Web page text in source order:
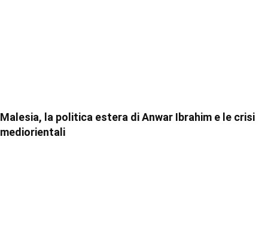
Malesia, la politica estera di Anwar Ibrahim e le crisi
mediorientali